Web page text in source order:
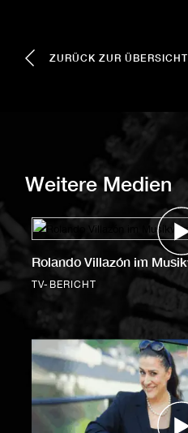
ZURÜCK ZUR ÜBERSICHT
Weitere Medien
Rolando Villazón im
TV-BERICHT